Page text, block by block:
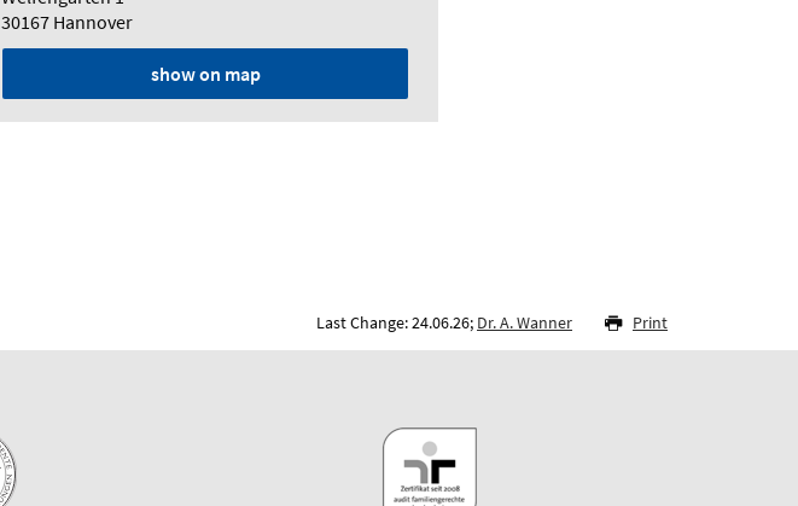
30167 Hannover
show on map
Last Change: 24.06.26; Dr. A. Wanner Print